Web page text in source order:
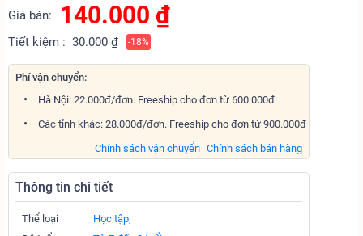
Giá bán:
140.000 ₫
Tiết kiệm : 30.000 ₫ -18%
Phí vận chuyển:
Hà Nội: 22.000đ/đơn. Freeship cho đơn từ 600.000đ
Các tỉnh khác: 28.000đ/đơn. Freeship cho đơn từ 900.000đ
Chính sách bán hàng
Chính sách vận chuyển
Thông tin chi tiết
Thể loại
Học tập;